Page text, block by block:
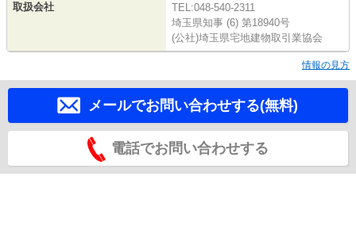
取扱会社
TEL:048-540-2311
埼玉県知事 (6) 第18940号
(公社)埼玉県宅地建物取引業協会
情報の見方
メールでお問い合わせする(無料)
電話でお問い合わせする